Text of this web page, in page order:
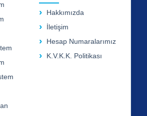
Hakkımızda
İletişim
Hesap Numaralarımız
K.V.K.K. Politikası